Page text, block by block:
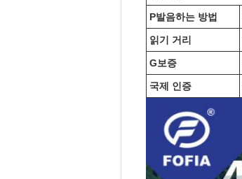
P발음하는 방법
읽기 거리
G보증
국제 인증